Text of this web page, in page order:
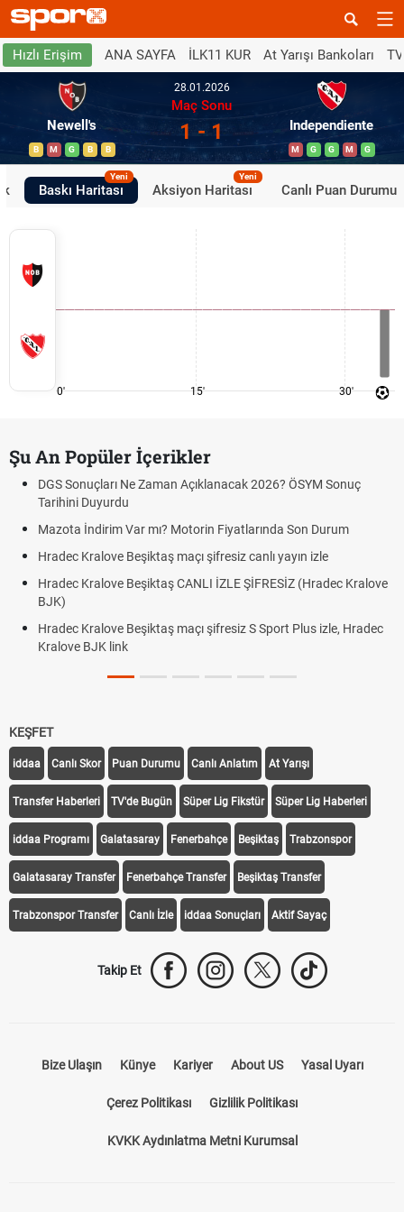
Hızlı Erişim ANA SAYFA İLK11 KUR At Yarışı Bankoları
Newell's
B M G B B
28.01.2026
Maç Sonu
1 - 1 Independiente
M G G M G
Baskı Haritası
Yeni
Aksiyon Haritası
Yeni
Canlı Puan Durumu
0' 15' 30'
Şu An Popüler İçerikler
DGS Sonuçları Ne Zaman Açıklanacak 2026? ÖSYM Sonuç
Tarihini Duyurdu
Mazota İndirim Var mı? Motorin Fiyatlarında Son Durum
Hradec Kralove Beşiktaş maçı şifresiz canlı yayın izle
Hradec Kralove Beşiktaş CANLI İZLE ŞİFRESİZ (Hradec Kralove
BJK)
Hradec Kralove Beşiktaş maçı şifresiz S Sport Plus izle, Hradec
Kralove BJK link
KEŞFET
iddaa Canlı Skor Puan Durumu Canlı Anlatım At Yarışı
Transfer Haberleri TV'de Bugün Süper Lig Fikstür Süper Lig Haberleri
iddaa Programı Galatasaray Fenerbahçe Beşiktaş Trabzonspor
Galatasaray Transfer Fenerbahçe Transfer Beşiktaş Transfer
Trabzonspor Transfer Canlı İzle iddaa Sonuçları Aktif Sayaç
Takip Et
Bize Ulaşın Künye Kariyer About US Yasal Uyarı
Çerez Politikası Gizlilik Politikası
KVKK Aydınlatma Metni Kurumsal